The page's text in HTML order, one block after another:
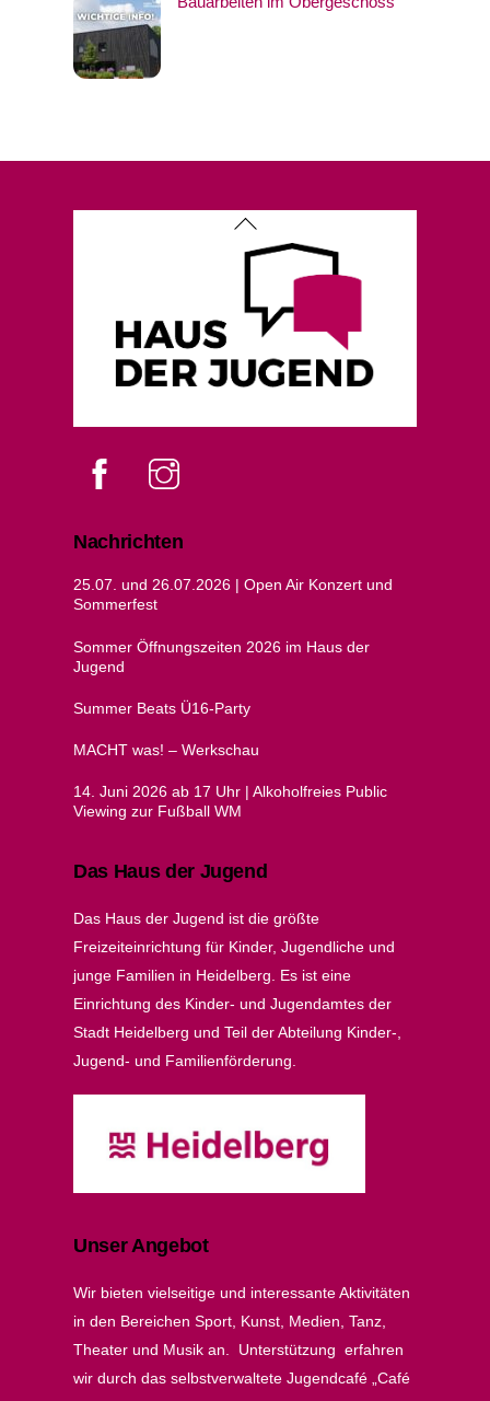
Back
To
Facebook
Nachrichten
25.07. und 26.07.2026 | Open Air Konzert und
Sommerfest
Sommer Öffnungszeiten 2026 im Haus der
Jugend
Summer Beats Ü16-Party
MACHT was! – Werkschau
14. Juni 2026 ab 17 Uhr | Alkoholfreies Public
Viewing zur Fußball WM
Das Haus der Jugend
Das Haus der Jugend ist die größte
Freizeiteinrichtung für Kinder, Jugendliche und
junge Familien in Heidelberg. Es ist eine
Einrichtung des Kinder- und Jugendamtes der
Stadt Heidelberg und Teil der Abteilung Kinder-,
Jugend- und Familienförderung.
Unser Angebot
Wir bieten vielseitige und interessante Aktivitäten
in den Bereichen Sport, Kunst, Medien, Tanz,
Theater und Musik an. Unterstützung erfahren
wir durch das selbstverwaltete Jugendcafé „Café